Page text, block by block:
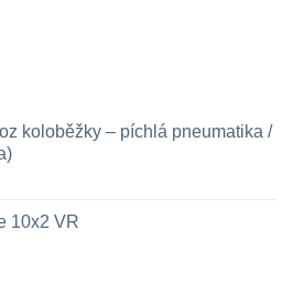
koloběžky – píchlá pneumatika /
10x2 VR